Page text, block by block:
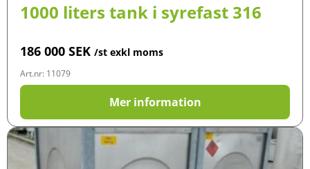
1000 liters tank i syrefast 316
186 000 SEK /st exkl moms
Art.nr: 11079
Mer information